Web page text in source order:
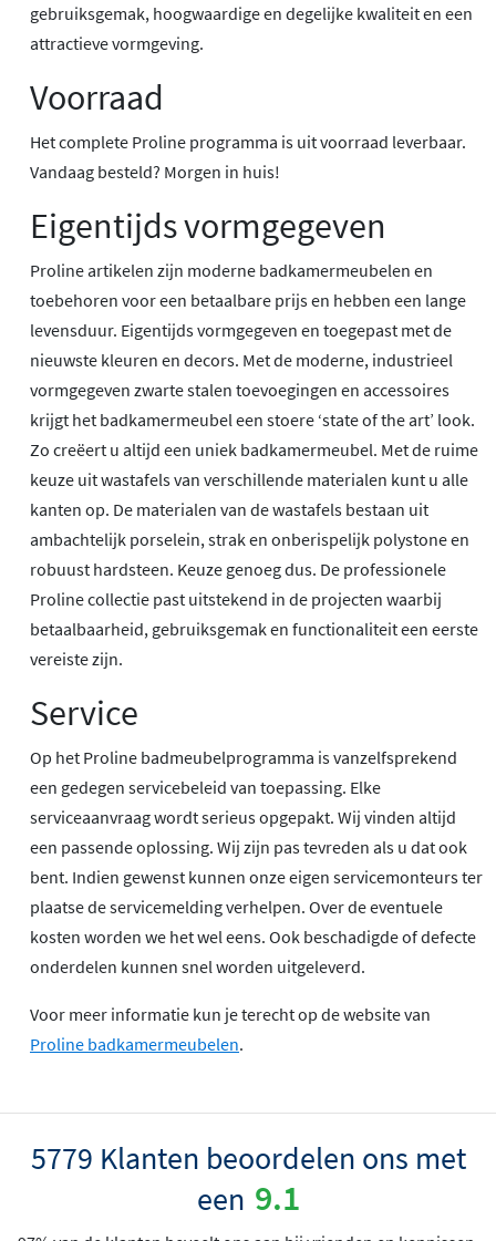
gebruiksgemak, hoogwaardige en degelijke kwaliteit en een
attractieve vormgeving.
Voorraad
Het complete Proline programma is uit voorraad leverbaar.
Vandaag besteld? Morgen in huis!
Eigentijds vormgegeven
Proline artikelen zijn moderne badkamermeubelen en
toebehoren voor een betaalbare prijs en hebben een lange
levensduur. Eigentijds vormgegeven en toegepast met de
nieuwste kleuren en decors. Met de moderne, industrieel
vormgegeven zwarte stalen toevoegingen en accessoires
krijgt het badkamermeubel een stoere ‘state of the art’ look.
Zo creëert u altijd een uniek badkamermeubel. Met de ruime
keuze uit wastafels van verschillende materialen kunt u alle
kanten op. De materialen van de wastafels bestaan uit
ambachtelijk porselein, strak en onberispelijk polystone en
robuust hardsteen. Keuze genoeg dus. De professionele
Proline collectie past uitstekend in de projecten waarbij
betaalbaarheid, gebruiksgemak en functionaliteit een eerste
vereiste zijn.
Service
Op het Proline badmeubelprogramma is vanzelfsprekend
een gedegen servicebeleid van toepassing. Elke
serviceaanvraag wordt serieus opgepakt. Wij vinden altijd
een passende oplossing. Wij zijn pas tevreden als u dat ook
bent. Indien gewenst kunnen onze eigen servicemonteurs ter
plaatse de servicemelding verhelpen. Over de eventuele
kosten worden we het wel eens. Ook beschadigde of defecte
onderdelen kunnen snel worden uitgeleverd.
Voor meer informatie kun je terecht op de website van
Proline badkamermeubelen.
5779 Klanten beoordelen ons met
een 9.1